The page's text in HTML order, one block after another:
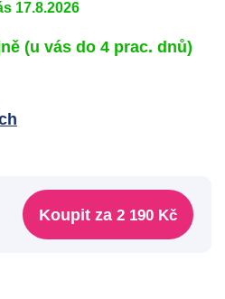
17.8.2026
(u vás do 4 prac. dnů)
Koupit za 2 190 Kč